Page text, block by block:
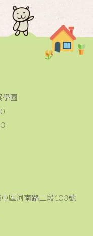
學園
區河南路二段103號